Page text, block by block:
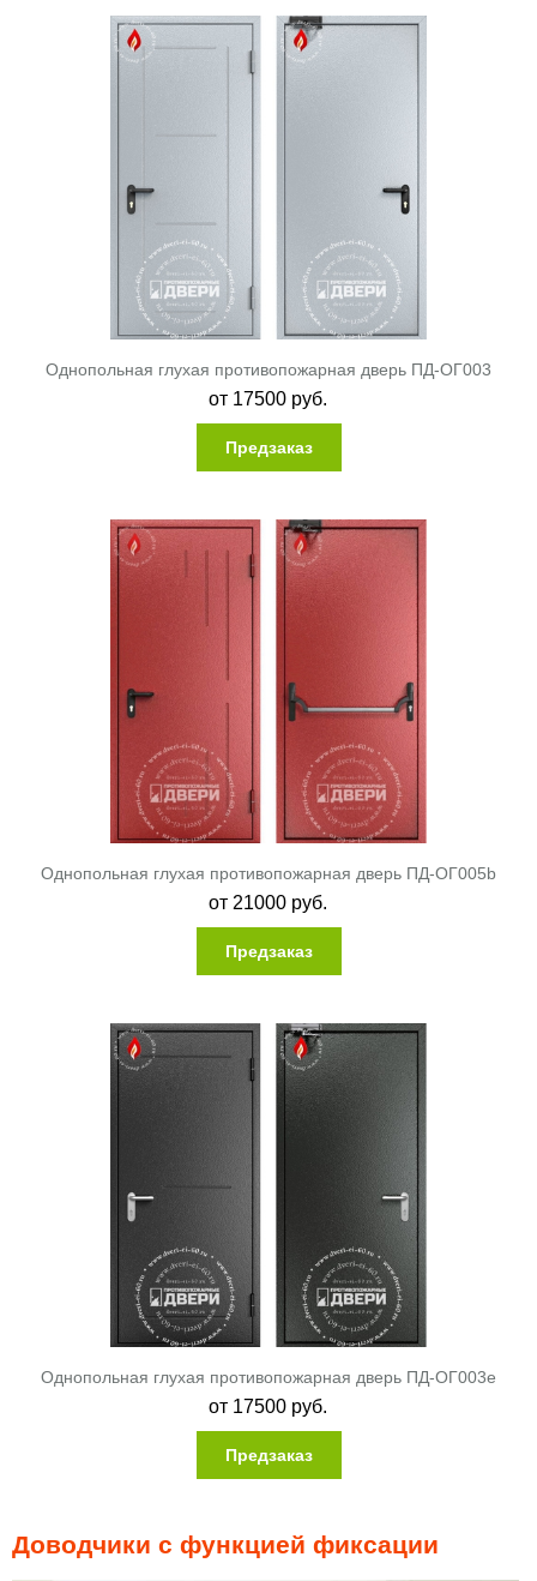
Однопольная глухая противопожарная дверь ПД-ОГ003
от 17500 руб.
Предзаказ
Однопольная глухая противопожарная дверь ПД-ОГ005b
от 21000 руб.
Предзаказ
Однопольная глухая противопожарная дверь ПД-ОГ003e
от 17500 руб.
Предзаказ
Доводчики с функцией фиксации